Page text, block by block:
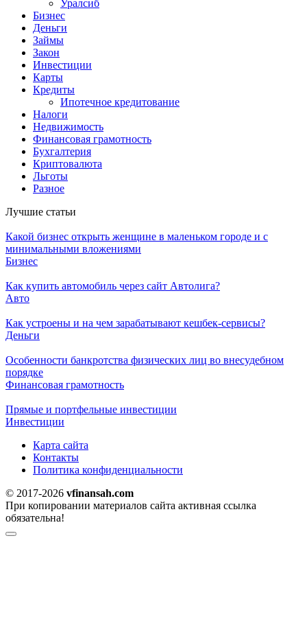
Уралсиб
Бизнес
Деньги
Займы
Закон
Инвестиции
Карты
Кредиты
Ипотечное кредитование
Налоги
Недвижимость
Финансовая грамотность
Бухгалтерия
Криптовалюта
Льготы
Разное
Лучшие статьи
Какой бизнес открыть женщине в маленьком городе и с
минимальными вложениями
Бизнес
Как купить автомобиль через сайт Автолига?
Авто
Как устроены и на чем зарабатывают кешбек-сервисы?
Деньги
Особенности банкротства физических лиц во внесудебном
порядке
Финансовая грамотность
Прямые и портфельные инвестиции
Инвестиции
Карта сайта
Контакты
Политика конфиденциальности
© 2017-2026 vfinansah.com
При копировании материалов сайта активная ссылка
обязательна!